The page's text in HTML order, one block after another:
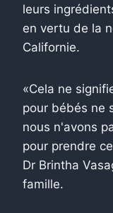
leurs
en vertu de la
Californie.
«Cela ne
pour bébés ne
nous n'avons
pour prendre
Dr Brintha
famille.